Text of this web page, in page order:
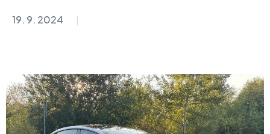
19. 9. 2024